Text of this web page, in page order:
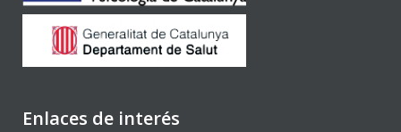
Enlaces de interés